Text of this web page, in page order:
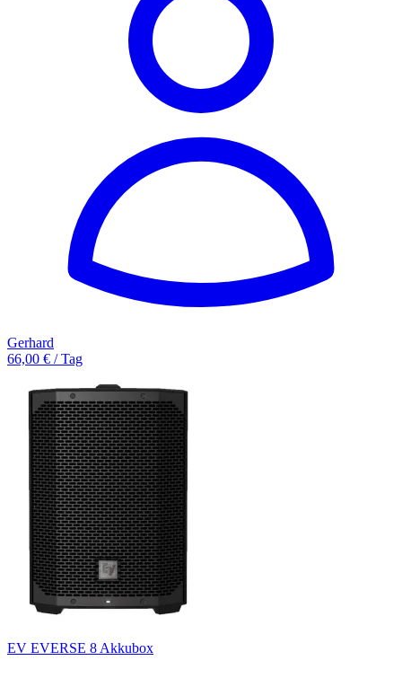
Gerhard
66,00 € / Tag
EV EVERSE 8 Akkubox